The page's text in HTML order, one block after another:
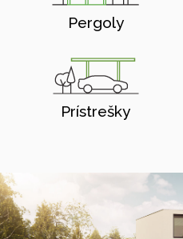
Pergoly
Prístrešky